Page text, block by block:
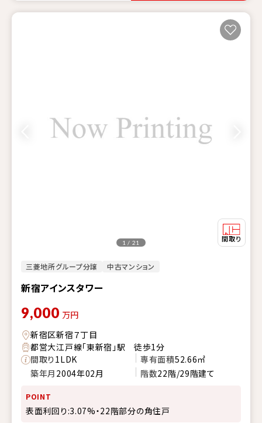
三菱地所グループ分譲 中古マンション
新宿アインスタワー
1 / 21
9,000 万円
新宿区新宿７丁目
都営大江戸線「東新宿」駅 徒歩1分
間取り1LDK 専有面積52.66㎡
築年月 2004年02月 階数22階/29階建て
POINT
表面利回り:3.07%・22階部分の角住戸